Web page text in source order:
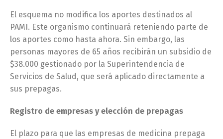
El esquema no modifica los aportes destinados al
PAMI. Este organismo continuará reteniendo parte de
los aportes como hasta ahora. Sin embargo, las
personas mayores de 65 años recibirán un subsidio de
$38.000 gestionado por la Superintendencia de
Servicios de Salud, que será aplicado directamente a
sus prepagas.
Registro de empresas y elección de prepagas
El plazo para que las empresas de medicina prepaga